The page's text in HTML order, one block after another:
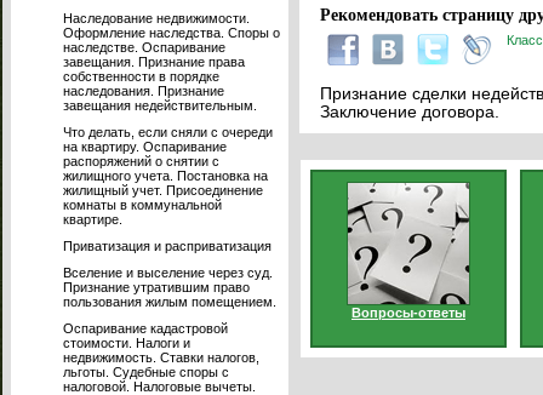
Наследование недвижимости.
Оформление наследства. Споры о
наследстве. Оспаривание
завещания. Признание права
собственности в порядке
наследования. Признание
завещания недействительным.
Что делать, если сняли с очереди
на квартиру. Оспаривание
распоряжений о снятии с
жилищного учета. Постановка на
жилищный учет. Присоединение
комнаты в коммунальной
квартире.
Приватизация и расприватизация
Вселение и выселение через суд.
Признание утратившим право
пользования жилым помещением.
Оспаривание кадастровой
стоимости. Налоги и
недвижимость. Ставки налогов,
льготы. Судебные споры с
налоговой. Налоговые вычеты.
Рекомендовать страницу
Признание сделки
Заключение договора.
Вопросы-ответы